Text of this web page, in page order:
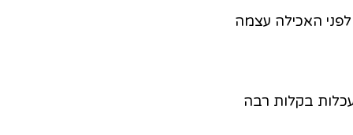
האכילה עצמה
בקלות רבה